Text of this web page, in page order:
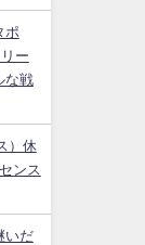
ポ
ー
な戦
）休
ンス
いだ